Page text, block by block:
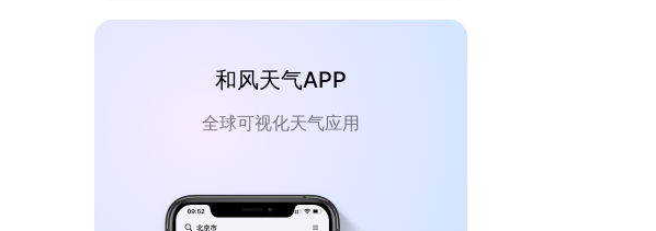
和风天气APP
全球可视化天气应用